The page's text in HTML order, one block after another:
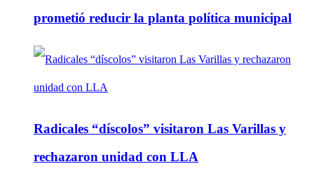
prometió reducir la planta política municipal
Radicales “díscolos” visitaron Las Varillas y
rechazaron unidad con LLA